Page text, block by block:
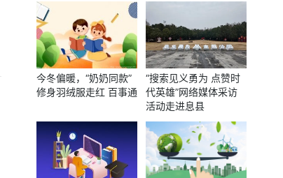
今冬偏暖，“奶奶同款”
修身羽绒服走红 百事通
“搜索见义勇为 点赞时
代英雄”网络媒体采访
活动走进息县